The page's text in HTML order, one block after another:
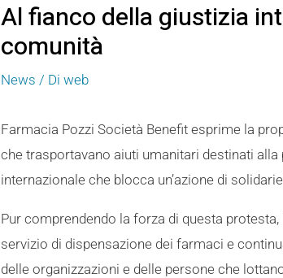
Al fianco della giustizia
comunità
News / Diweb
Farmacia Pozzi Società Benefit esprime la
che trasportavano aiuti umanitari destinati
internazionale che blocca un’azione di
Pur comprendendo la forza di questa
servizio di dispensazione dei farmaci e
delle organizzazioni e delle persone che